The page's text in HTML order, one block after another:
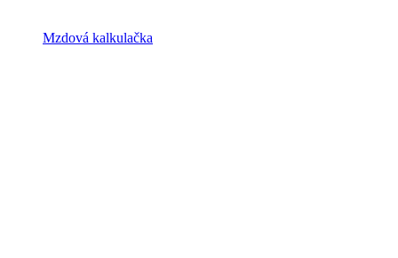
Mzdová kalkulačka